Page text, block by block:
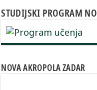
STUDIJSKI PROGRAM
NOVA AKROPOLA ZADAR